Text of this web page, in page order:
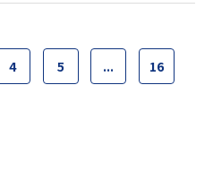
4 5 ... 16